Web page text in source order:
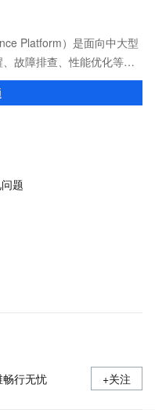
Platform）是面向中大型
故障排查、性能优化等服
和服务，协助客户主动、
题
行无忧 +关注